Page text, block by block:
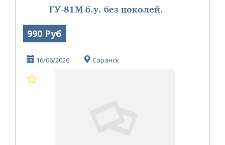
ГУ-81М б.у. без цоколей.
990 Руб
16/06/2026 Саранск